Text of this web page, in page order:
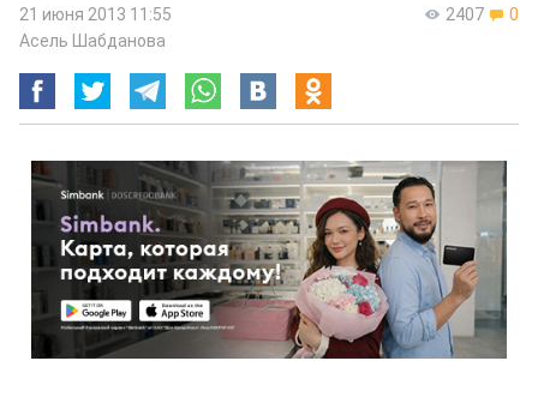
2407 0
21 июня 2013 11:55
Асель Шабданова